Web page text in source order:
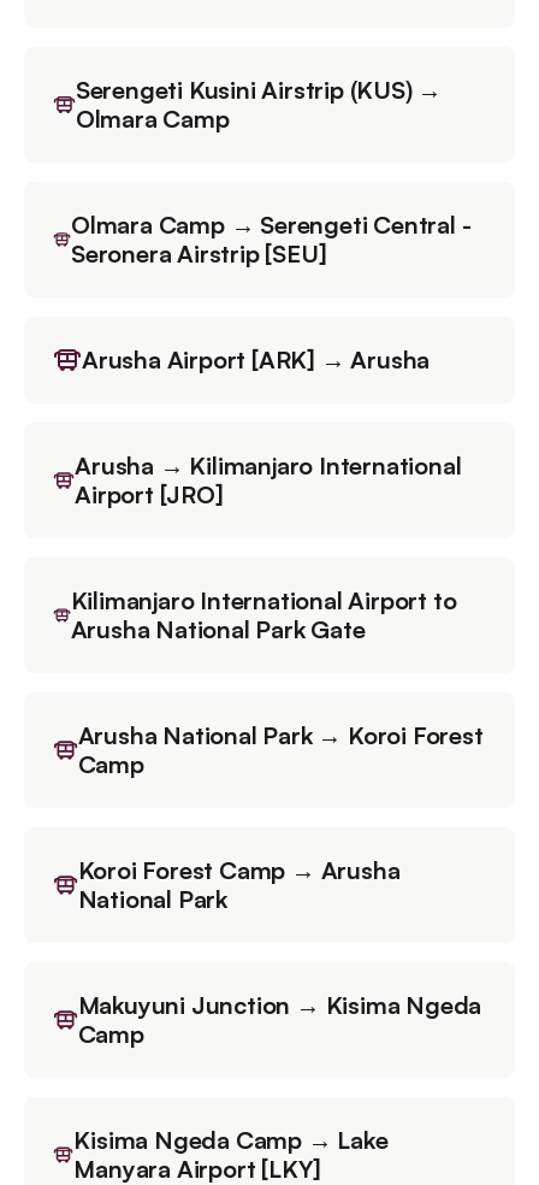
Serengeti Kusini Airstrip (KUS) →
Olmara Camp
Olmara Camp → Serengeti Central -
Seronera Airstrip [SEU]
Arusha Airport [ARK] → Arusha
Arusha → Kilimanjaro International
Airport [JRO]
Kilimanjaro International Airport to
Arusha National Park Gate
Arusha National Park → Koroi Forest
Camp
Koroi Forest Camp → Arusha
National Park
Makuyuni Junction → Kisima Ngeda
Camp
Kisima Ngeda Camp → Lake
Manyara Airport [LKY]